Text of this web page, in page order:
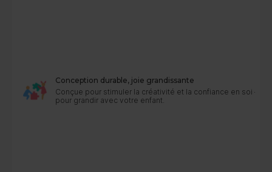
Conception durable, joie grandissante
Conçue pour stimuler la créativité et la confiance en soi —
pour grandir avec votre enfant.